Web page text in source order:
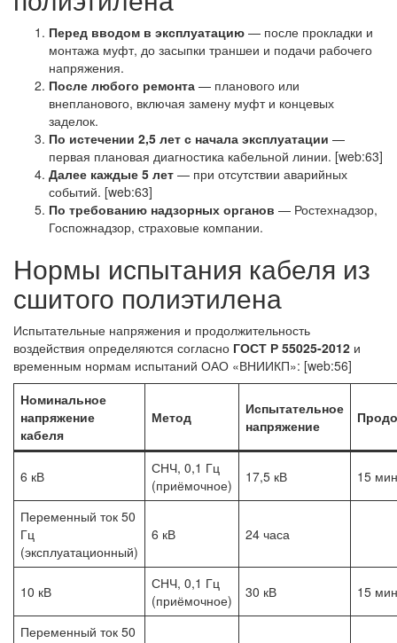
Перед вводом в эксплуатацию — после прокладки и
монтажа муфт, до засыпки траншеи и подачи рабочего
напряжения.
После любого ремонта — планового или
внепланового, включая замену муфт и концевых
заделок.
По истечении 2,5 лет с начала эксплуатации —
первая плановая диагностика кабельной линии. [web:63]
Далее каждые 5 лет — при отсутствии аварийных
событий. [web:63]
По требованию надзорных органов — Ростехнадзор,
Госпожнадзор, страховые компании.
Нормы испытания кабеля из
сшитого полиэтилена
Испытательные напряжения и продолжительность
воздействия определяются согласно ГОСТ Р 55025-2012 и
временным нормам испытаний ОАО «ВНИИКП»: [web:56]
Номинальное
напряжение
кабеля
Метод
Испытательное
напряжение
6 кВ
СНЧ, 0,1 Гц
(приёмочное)
17,5 кВ 15 мин
Переменный ток 50
Гц
(эксплуатационный)
6 кВ 24 часа
10 кВ
СНЧ, 0,1 Гц
(приёмочное)
30 кВ 15 мин
Переменный ток 50